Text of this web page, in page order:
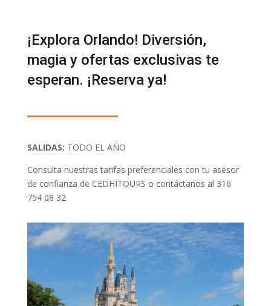
¡Explora Orlando! Diversión,
magia y ofertas exclusivas te
esperan. ¡Reserva ya!
SALIDAS: TODO EL AÑO
Consulta nuestras tarifas preferenciales con tu asesor
de confianza de CEDHITOURS o contáctanos al 316
754 08 32